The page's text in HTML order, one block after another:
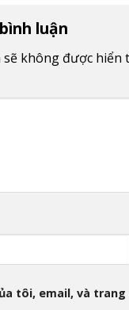
luận
sẽ không được hiển
tôi, email, và